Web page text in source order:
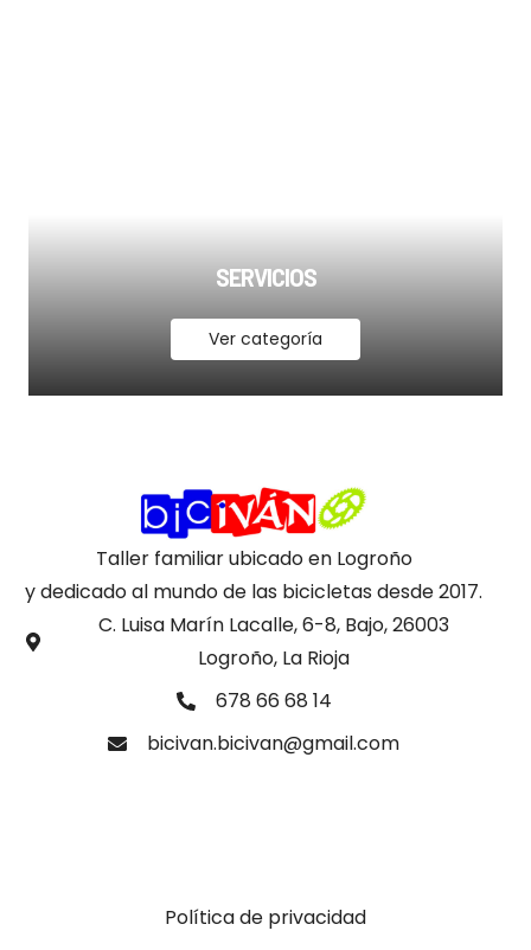
SERVICIOS
Ver categoría
Taller familiar ubicado en Logroño
y dedicado al mundo de las bicicletas desde 2017.
C. Luisa Marín Lacalle, 6-8, Bajo, 26003
Logroño, La Rioja
678 66 68 14
bicivan.bicivan@gmail.com
Política de privacidad